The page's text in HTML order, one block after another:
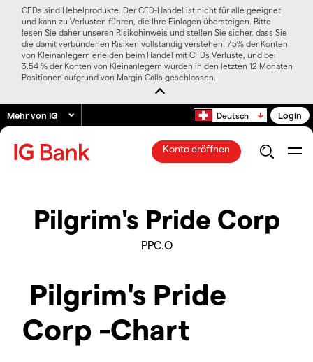
CFDs sind Hebelprodukte. Der CFD-Handel ist nicht für alle geeignet
und kann zu Verlusten führen, die Ihre Einlagen übersteigen. Bitte
lesen Sie daher unseren Risikohinweis und stellen Sie sicher, dass Sie
die damit verbundenen Risiken vollständig verstehen. 75% der Konten
von Kleinanlegern erleiden beim Handel mit CFDs Verluste, und bei
3.54 % der Konten von Kleinanlegern wurden in den letzten 12 Monaten
Positionen aufgrund von Margin Calls geschlossen.
Mehr von IG Deutsch Login
Konto eröffnen
Pilgrim's Pride Corp
PPC.O
Pilgrim's Pride
Corp -Chart